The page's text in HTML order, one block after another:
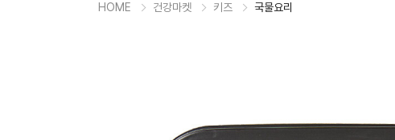
HOME 건강마켓 키즈 국물요리